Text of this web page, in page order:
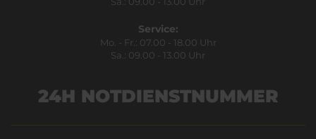
Service:
Mo. - Fr.: 07.00 - 18.00 Uhr
Sa.: 09.00 - 13.00 Uhr
24H NOTDIENSTNUMMER